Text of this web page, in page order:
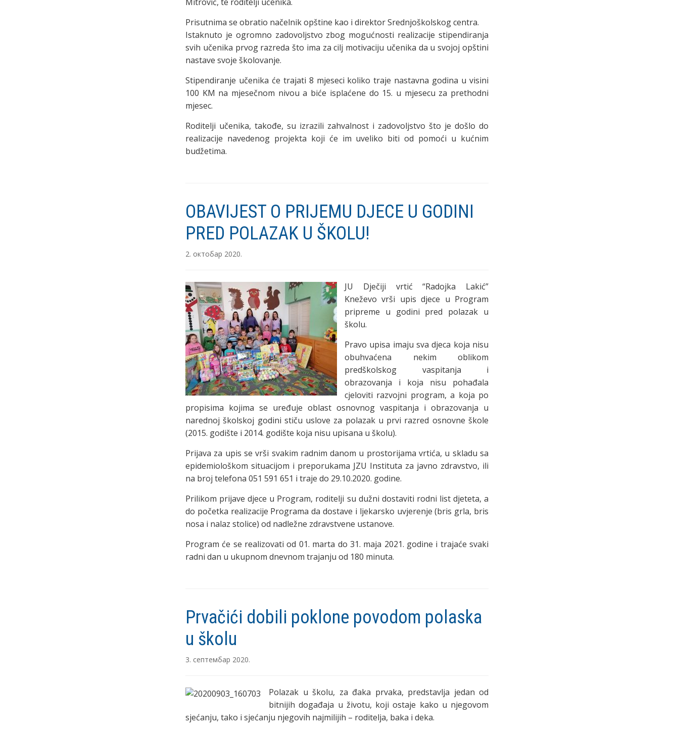
Prisutnima se obratio načelnik opštine kao i direktor Srednjoškolskog centra.
Istaknuto je ogromno zadovoljstvo zbog mogućnosti realizacije stipendiranja
svih učenika prvog razreda što ima za cilj motivaciju učenika da u svojoj opštini
nastave svoje školovanje.
Stipendiranje učenika će trajati 8 mjeseci koliko traje nastavna godina u visini
100 KM na mjesečnom nivou a biće isplaćene do 15. u mjesecu za prethodni
mjesec.
Roditelji učenika, takođe, su izrazili zahvalnost i zadovoljstvo što je došlo do
realizacije navedenog projekta koji će im uveliko biti od pomoći u kućnim
budžetima.
OBAVIJEST O PRIJEMU DJECE U GODINI
PRED POLAZAK U ŠKOLU!
2. октобар 2020.
JU Dječiji vrtić “Radojka Lakić”
Kneževo vrši upis djece u Program
pripreme u godini pred polazak u
školu.
Pravo upisa imaju sva djeca koja nisu
obuhvaćena nekim oblikom
predškolskog vaspitanja i
obrazovanja i koja nisu pohađala
cjeloviti razvojni program, a koja po
propisima kojima se uređuje oblast osnovnog vaspitanja i obrazovanja u
narednoj školskoj godini stiču uslove za polazak u prvi razred osnovne škole
(2015. godište i 2014. godište koja nisu upisana u školu).
Prijava za upis se vrši svakim radnim danom u prostorijama vrtića, u skladu sa
epidemiološkom situacijom i preporukama JZU Instituta za javno zdravstvo, ili
na broj telefona 051 591 651 i traje do 29.10.2020. godine.
Prilikom prijave djece u Program, roditelji su dužni dostaviti rodni list djeteta, a
do početka realizacije Programa da dostave i ljekarsko uvjerenje (bris grla, bris
nosa i nalaz stolice) od nadležne zdravstvene ustanove.
Program će se realizovati od 01. marta do 31. maja 2021. godine i trajaće svaki
radni dan u ukupnom dnevnom trajanju od 180 minuta.
Prvačići dobili poklone povodom polaska
u školu
3. септембар 2020.
Polazak u školu, za đaka prvaka, predstavlja jedan od
bitnijih događaja u životu, koji ostaje kako u njegovom
sjećanju, tako i sjećanju njegovih najmilijih – roditelja, baka i deka.